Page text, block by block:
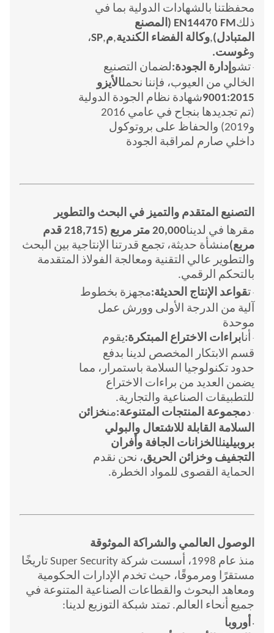
محفظتنا بالشهادات الدولية بما في
ذلك
EN14470 FM (المصنع
المتبادل),وكالة الفضاء الكندية,م,
SP،
وغوست.
· تشوإدارة الجودة:لضمان التصنيع
الخالي من العيوب، فإننا نحملالأيزو
9001:2015شهادة نظام الجودة الدولية
(تم تجديدها بنجاح في عامي 2016
و2019) والحفاظ على بروتوكول
داخلي صارم لمراقبة الجودة
التصنيع المتقدم والتميز في البحث والتطوير
مقرها في لدينا
20,000 متر مربع (218,715 قدم
مربع)منشأة حديثة، تجمع قدرتنا الإنتاجية بين البحث
والتطوير عالي التقنية ومعالجة الفولاذ المتقدمة
بالتحكم الرقمي.
· تقواعد الإنتاج الحديثة:مجهزة بخطوط
آلية من الدرجة الأولى وورش عمل
موحدة
· أنابراءات الاختراع المبتكرة:يقوم
قسم الابتكار المخصص لدينا بدفع
حدود تكنولوجيا السلامة باستمرار، مما
يضمن العديد من براءات الاختراع
للتطبيقات الصناعية والتجارية.
· دمجموعة المنتجات المتنوعة:منخزائن
السلامة القابلة للاشتعال والبولي
بروبيلينلالخزانات الجافة وأفران
التجفيف وخزائن الحريق، نحن نقدم
الحماية القصوى للمواد الخطرة.
الوصول العالمي والشراكة الموثوقة
منذ عام 1998، أسست شركة Super Security تاريخًا
مستقرًا ومرموقًا، حيث تخدم الإدارات الحكومية
ومعاهد البحوث والقطاعات الصناعية المتنوعة في
جميع أنحاء العالم. تمتد شبكة التوزيع لدينا:
· أوروبا